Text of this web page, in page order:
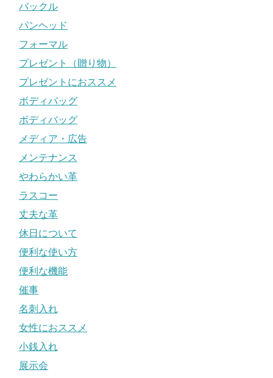
バックル
パンヘッド
フォーマル
プレゼント（贈り物）
プレゼントにおススメ
ボディバッグ
ボディバッグ
メディア・広告
メンテナンス
やわらかい革
ラスコー
丈夫な革
休日について
便利な使い方
便利な機能
催事
名刺入れ
女性におススメ
小銭入れ
展示会